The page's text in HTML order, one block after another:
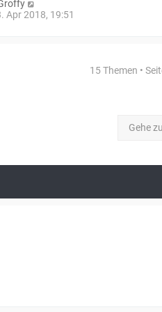
Apr 2018, 19:51
15 Themen •
Gehe zu